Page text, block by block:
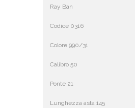
Ray Ban
Codice 0316
Colore 990/31
Calibro 50
Ponte 21
Lunghezza asta 145